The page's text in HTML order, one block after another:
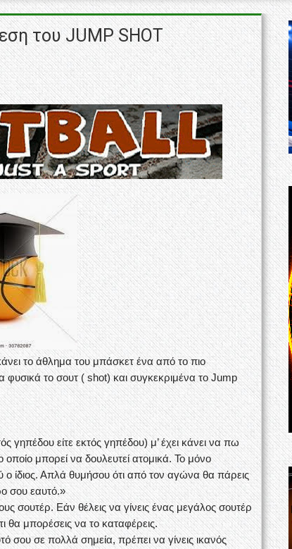
του JUMP SHOT
το άθλημα του μπάσκετ ένα από το πιο
το σουτ ( shot) και συγκεκριμένα το Jump
γηπέδου είτε εκτός γηπέδου) μ’ έχει κάνει να πω
μπορεί να δουλευτεί ατομικά. Το μόνο
ίδιος. Απλά θυμήσου ότι από τον αγώνα θα πάρεις
σου εαυτό.»
σουτέρ. Εάν θέλεις να γίνεις ένας μεγάλος σουτέρ
θα μπορέσεις να το καταφέρεις.
σου σε πολλά σημεία, πρέπει να γίνεις ικανός